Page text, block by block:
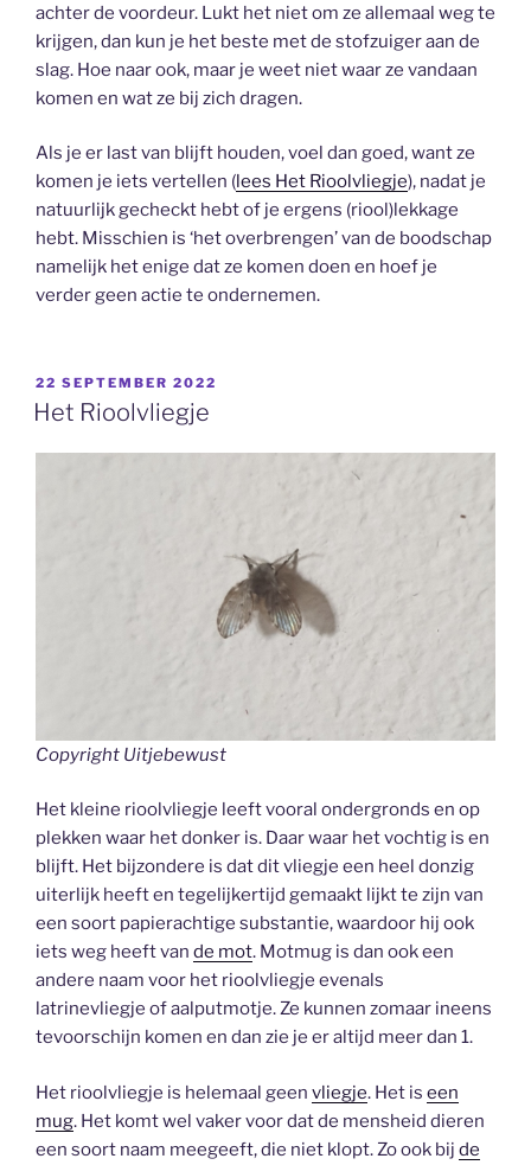
achter de voordeur. Lukt het niet om ze allemaal weg te
krijgen, dan kun je het beste met de stofzuiger aan de
slag. Hoe naar ook, maar je weet niet waar ze vandaan
komen en wat ze bij zich dragen.
Als je er last van blijft houden, voel dan goed, want ze
komen je iets vertellen (lees Het Rioolvliegje), nadat je
natuurlijk gecheckt hebt of je ergens (riool)lekkage
hebt. Misschien is ‘het overbrengen’ van de boodschap
namelijk het enige dat ze komen doen en hoef je
verder geen actie te ondernemen.
GEPLAATST
OP
22 SEPTEMBER 2022
Het Rioolvliegje
Copyright Uitjebewust
Het kleine rioolvliegje leeft vooral ondergronds en op
plekken waar het donker is. Daar waar het vochtig is en
blijft. Het bijzondere is dat dit vliegje een heel donzig
uiterlijk heeft en tegelijkertijd gemaakt lijkt te zijn van
een soort papierachtige substantie, waardoor hij ook
iets weg heeft van de mot. Motmug is dan ook een
andere naam voor het rioolvliegje evenals
latrinevliegje of aalputmotje. Ze kunnen zomaar ineens
tevoorschijn komen en dan zie je er altijd meer dan 1.
Het rioolvliegje is helemaal geen vliegje. Het is een
mug. Het komt wel vaker voor dat de mensheid dieren
een soort naam meegeeft, die niet klopt. Zo ook bij de